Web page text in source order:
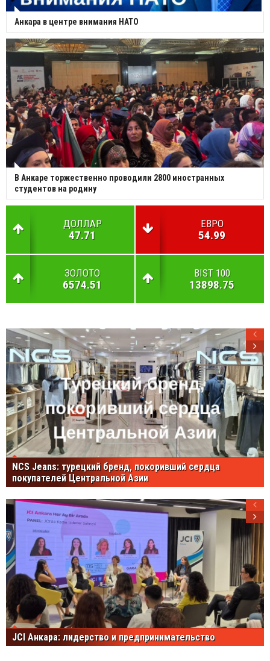
Анкара в центре внимания НАТО
В Анкаре торжественно проводили 2800 иностранных
студентов на родину
ДОЛЛАР
47.71
ЕВРО
54.99
ЗОЛОТО
6574.51
BIST 100
13898.75
NCS Jeans: турецкий бренд, покоривший сердца
покупателей Центральной Азии
JCI Анкара: лидерство и предпринимательство